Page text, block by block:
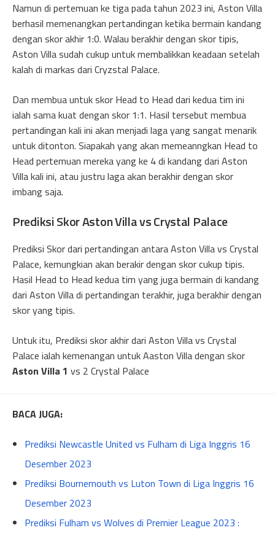
Namun di pertemuan ke tiga pada tahun 2023 ini, Aston Villa
berhasil memenangkan pertandingan ketika bermain kandang
dengan skor akhir 1:0. Walau berakhir dengan skor tipis,
Aston Villa sudah cukup untuk membalikkan keadaan setelah
kalah di markas dari Cryzstal Palace.
Dan membua untuk skor Head to Head dari kedua tim ini
ialah sama kuat dengan skor 1:1. Hasil tersebut membua
pertandingan kali ini akan menjadi laga yang sangat menarik
untuk ditonton. Siapakah yang akan memeanngkan Head to
Head pertemuan mereka yang ke 4 di kandang dari Aston
Villa kali ini, atau justru laga akan berakhir dengan skor
imbang saja.
Prediksi Skor Aston Villa vs Crystal Palace
Prediksi Skor dari pertandingan antara Aston Villa vs Crystal
Palace, kemungkian akan berakir dengan skor cukup tipis.
Hasil Head to Head kedua tim yang juga bermain di kandang
dari Aston Villa di pertandingan terakhir, juga berakhir dengan
skor yang tipis.
Untuk itu, Prediksi skor akhir dari Aston Villa vs Crystal
Palace ialah kemenangan untuk Aaston Villa dengan skor
Aston Villa 1 vs 2 Crystal Palace
BACA JUGA:
Prediksi Newcastle United vs Fulham di Liga Inggris 16
Desember 2023
Prediksi Bournemouth vs Luton Town di Liga Inggris 16
Desember 2023
Prediksi Fulham vs Wolves di Premier League 2023 :